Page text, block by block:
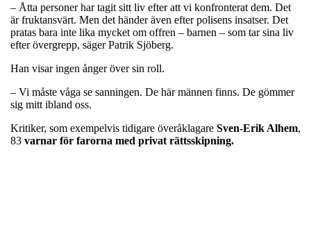
– Åtta personer har tagit sitt liv efter att vi konfronterat dem. Det
är fruktansvärt. Men det händer även efter polisens insatser. Det
pratas bara inte lika mycket om offren – barnen – som tar sina liv
efter övergrepp, säger Patrik Sjöberg.
Han visar ingen ånger över sin roll.
– Vi måste våga se sanningen. De här männen finns. De gömmer
sig mitt ibland oss.
Kritiker, som exempelvis tidigare överåklagare Sven-Erik Alhem,
83 varnar för farorna med privat rättsskipning.